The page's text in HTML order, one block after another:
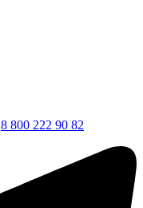
8 800 222 90 82